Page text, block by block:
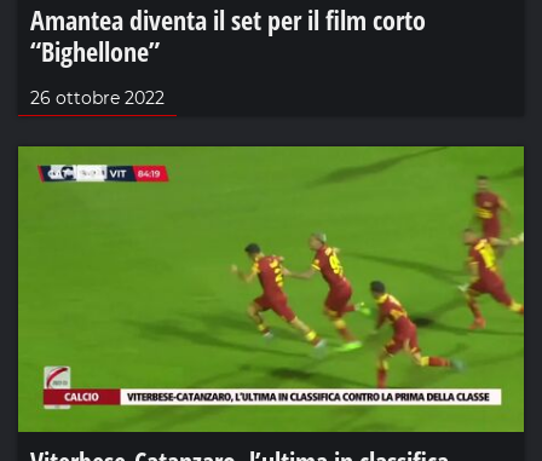
Amantea diventa il set per il film corto
“Bighellone”
26 ottobre 2022